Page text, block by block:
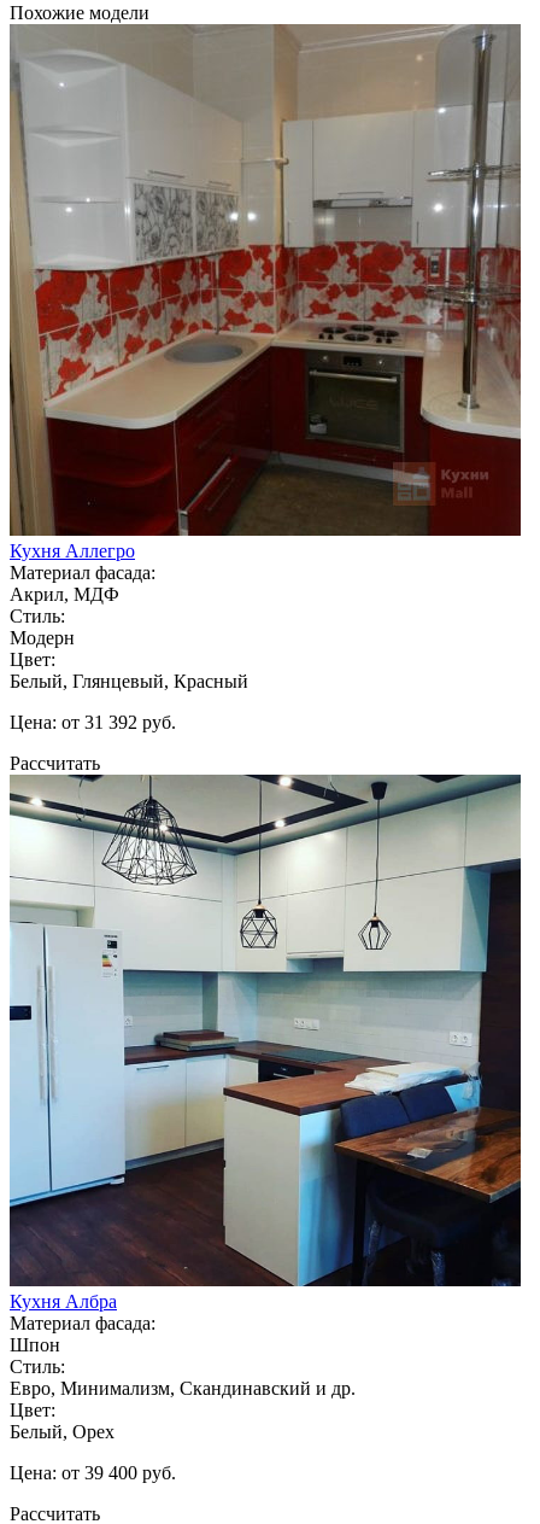
Похожие модели
Кухня Аллегро
Материал фасада:
Акрил, МДФ
Стиль:
Модерн
Цвет:
Белый, Глянцевый, Красный
Цена: от 31 392 руб.
Рассчитать
Кухня Албра
Материал фасада:
Шпон
Стиль:
Евро, Минимализм, Скандинавский и др.
Цвет:
Белый, Орех
Цена: от 39 400 руб.
Рассчитать